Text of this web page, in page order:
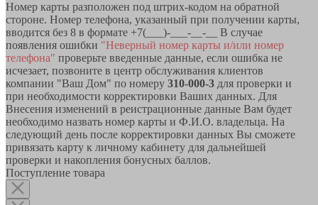
Номер карты разположен под штрих-кодом на обратной
стороне. Номер телефона, указанный при получении карты,
вводится без 8 в формате +7(___)-___-__-__ В случае
появления ошибки "Неверный номер карты и/или номер
телефона" проверьте введенные данные, если ошибка не
исчезает, позвоните в центр обслуживания клиентов
компании "Ваш Дом" по номеру 310-000-3 для проверки и
при необходимости корректировки Ваших данных. Для
Внесения изменений в реистрационные данные Вам будет
необходимо назвать номер карты и Ф.И.О. владельца. На
следующий день после корректировки данных Вы сможете
привязать карту к личному кабинету для дальнейшей
проверки и накопления бонусных баллов.
Поступление товара